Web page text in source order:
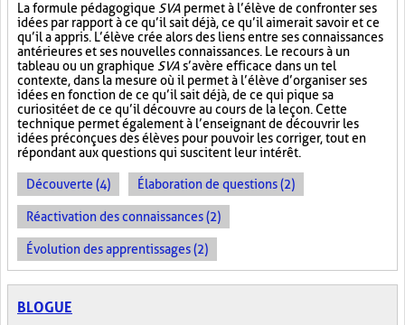
La formule pédagogique SVA permet à l’élève de confronter ses
idées par rapport à ce qu’il sait déjà, ce qu’il aimerait savoir et ce
qu’il a appris. L’élève crée alors des liens entre ses connaissances
antérieures et ses nouvelles connaissances. Le recours à un
tableau ou un graphique SVA s’avère efficace dans un tel
contexte, dans la mesure où il permet à l’élève d’organiser ses
idées en fonction de ce qu’il sait déjà, de ce qui pique sa
curiosité et de ce qu’il découvre au cours de la leçon. Cette
technique permet également à l’enseignant de découvrir les
idées préconçues des élèves pour pouvoir les corriger, tout en
répondant aux questions qui suscitent leur intérêt.
Découverte (4) Élaboration de questions (2)
Réactivation des connaissances (2)
Évolution des apprentissages (2)
BLOGUE